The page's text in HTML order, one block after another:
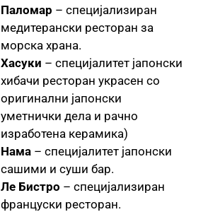
Паломар – специјализиран
медитерански ресторан за
морска храна.
Хасуки – специјалитет јапонски
хибачи ресторан украсен со
оригинални јапонски
уметнички дела и рачно
изработена керамика)
Нама – специјалитет јапонски
сашими и суши бар.
Ле Бистро – специјализиран
француски ресторан.